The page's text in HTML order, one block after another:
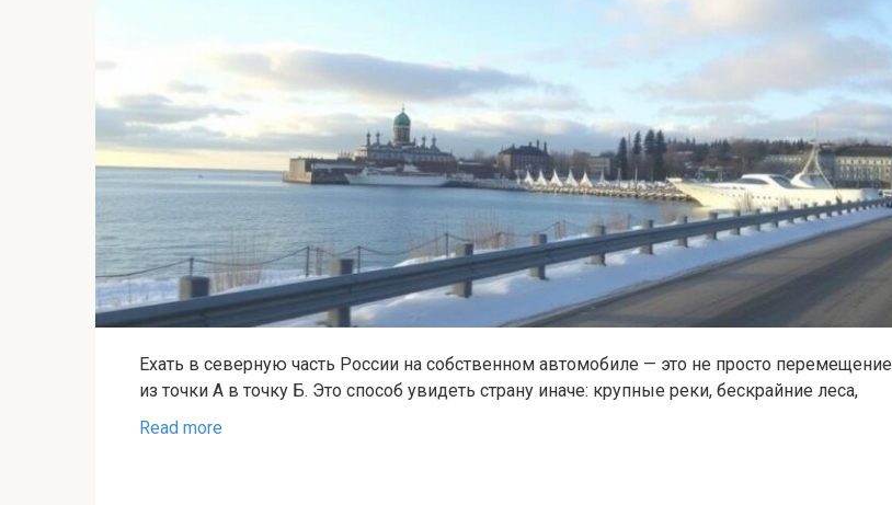
Ехать в северную часть России на собственном автомобиле — это не просто перемещение
из точки А в точку Б. Это способ увидеть страну иначе: крупные реки, бескрайние леса,
Read more